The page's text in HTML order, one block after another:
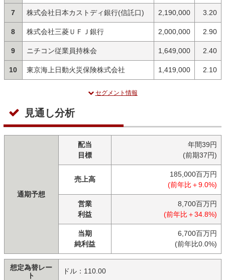
7 株式会社日本カストディ銀行(信託口) 2,190,000 3.20
8 株式会社三菱ＵＦＪ銀行 2,000,000 2.90
9 ニチコン従業員持株会 1,649,000 2.40
10 東京海上日動火災保険株式会社 1,419,000 2.10
セグメント情報
見通し分析
通期予想
配当
目標
年間39円
(前期37円)
売上高
185,000百万円
(前年比＋9.0%)
営業
利益
8,700百万円
(前年比＋34.8%)
当期
純利益
6,700百万円
(前年比0.0%)
想定為替レー
ト
ドル：110.00